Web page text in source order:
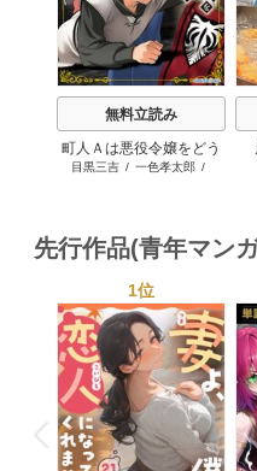
無料立読み
町人Ａは悪役令嬢をどう
しても救いたい ～どぶ
目黒三吉 / 一色孝太郎 /
先行作品(青年マン
P
r
e
v
i
o
u
s
1位